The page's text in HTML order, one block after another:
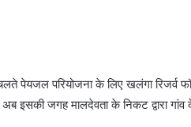
चलते पेयजल परियोजना के लिए खलंगा
अब इसकी जगह मालदेवता के निकट द्वारा गांव